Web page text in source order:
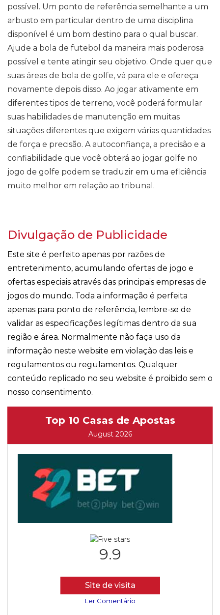
possível. Um ponto de referência semelhante a um
arbusto em particular dentro de uma disciplina
disponível é um bom destino para o qual buscar.
Ajude a bola de futebol da maneira mais poderosa
possível e tente atingir seu objetivo. Onde quer que
suas áreas de bola de golfe, vá para ele e ofereça
novamente depois disso. Ao jogar ativamente em
diferentes tipos de terreno, você poderá formular
suas habilidades de manutenção em muitas
situações diferentes que exigem várias quantidades
de força e precisão. A autoconfiança, a precisão e a
confiabilidade que você obterá ao jogar golfe no
jogo de golfe podem se traduzir em uma eficiência
muito melhor em relação ao tribunal.
Divulgação de Publicidade
Este site é perfeito apenas por razões de
entretenimento, acumulando ofertas de jogo e
ofertas especiais através das principais empresas de
jogos do mundo. Toda a informação é perfeita
apenas para ponto de referência, lembre-se de
validar as especificações legítimas dentro da sua
região e área. Normalmente não faça uso da
informação neste website em violação das leis e
regulamentos ou regulamentos. Qualquer
conteúdo replicado no seu website é proibido sem o
nosso consentimento.
Top 10 Casas de Apostas
August 2026
9.9
Site de visita
Ler Comentário